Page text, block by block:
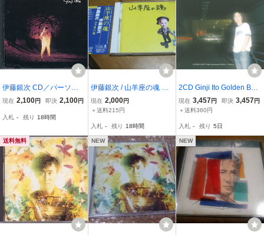
伊藤銀次 CD／パーソ
ン・トゥ・パーソン 1985
現在 2,100円 即決 2,100円
入札 - 残り 18時間
伊藤銀次 / 山羊座の魂 レ
ア 帯付CD 村上秀一 吉田
健 下山淳 古市コータロー
現在 2,000円
＋送料215円
入札 - 残り 18時間
2CD Ginji Ito Golden Best
Ginji Ito -40th Anniversary
MHCL21778 GT MUSIC J
現在 3,457円 即決 3,457円
＋送料360円
入札 - 残り 5日
送料無料 NEW NEW